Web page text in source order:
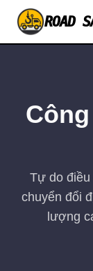
ROAD
Tự do điều
chuyển đổi
lượng